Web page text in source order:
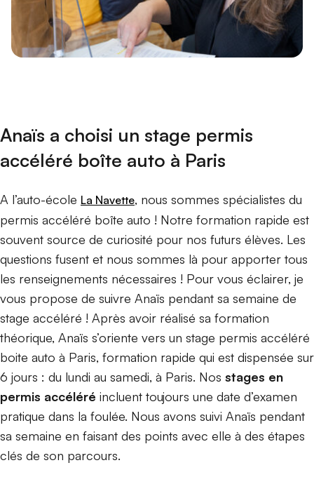
Anaïs a choisi un stage permis
accéléré boîte auto à Paris
A l’auto-école La Navette, nous sommes spécialistes du
permis accéléré boîte auto ! Notre formation rapide est
souvent source de curiosité pour nos futurs élèves. Les
questions fusent et nous sommes là pour apporter tous
les renseignements nécessaires ! Pour vous éclairer, je
vous propose de suivre Anaïs pendant sa semaine de
stage accéléré ! Après avoir réalisé sa formation
théorique, Anaïs s’oriente vers un stage permis accéléré
boite auto à Paris, formation rapide qui est dispensée sur
6 jours : du lundi au samedi, à Paris. Nos stages en
permis accéléré incluent toujours une date d’examen
pratique dans la foulée. Nous avons suivi Anaïs pendant
sa semaine en faisant des points avec elle à des étapes
clés de son parcours.